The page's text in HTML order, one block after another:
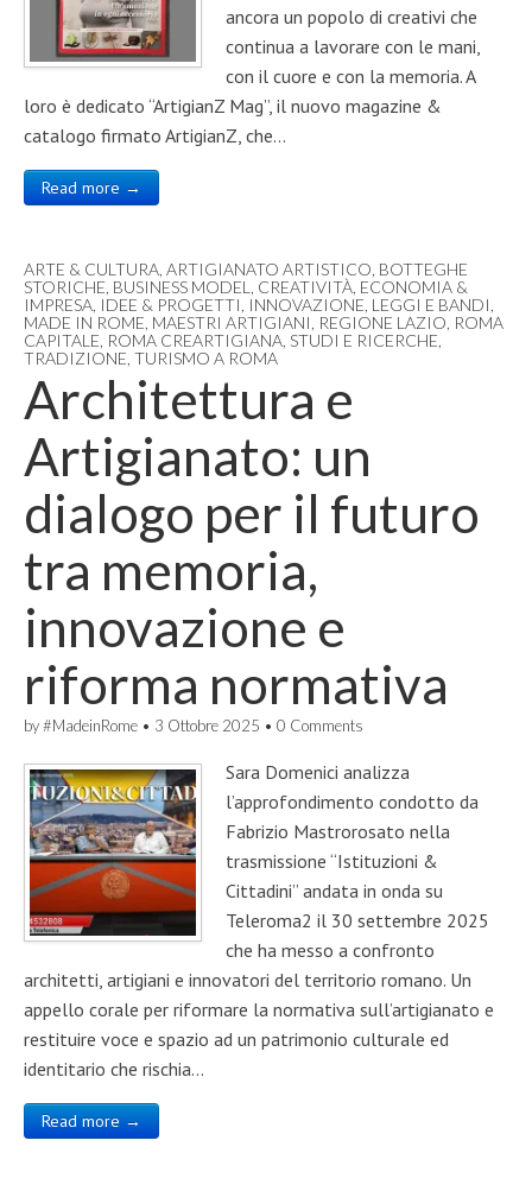
ancora un popolo di creativi che
continua a lavorare con le mani,
con il cuore e con la memoria. A
loro è dedicato “ArtigianZ Mag”, il nuovo magazine &
catalogo firmato ArtigianZ, che…
Read more →
ARTE & CULTURA ARTIGIANATO ARTISTICO BOTTEGHE
STORICHE BUSINESS MODEL CREATIVITÀ ECONOMIA &
IMPRESA IDEE & PROGETTI INNOVAZIONE LEGGI E BANDI
MADE IN ROME MAESTRI ARTIGIANI REGIONE LAZIO ROMA
CAPITALE ROMA CREARTIGIANA STUDI E RICERCHE
TRADIZIONE TURISMO A ROMA
Architettura e
Artigianato: un
dialogo per il futuro
tra memoria,
innovazione e
riforma normativa
by#MadeinRome • 3 Ottobre 2025 • 0 Comments
Sara Domenici analizza
l’approfondimento condotto da
Fabrizio Mastrorosato nella
trasmissione “Istituzioni &
Cittadini” andata in onda su
Teleroma2 il 30 settembre 2025
che ha messo a confronto
architetti, artigiani e innovatori del territorio romano. Un
appello corale per riformare la normativa sull’artigianato e
restituire voce e spazio ad un patrimonio culturale ed
identitario che rischia…
Read more →